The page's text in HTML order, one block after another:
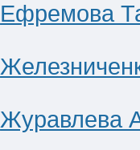
Ефремова
Журавлева